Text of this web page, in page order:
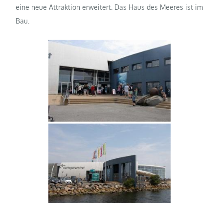
eine neue Attraktion erweitert. Das Haus des Meeres ist im
Bau.